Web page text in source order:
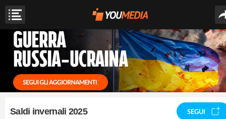
Saldi invernali 2025 SEGUI